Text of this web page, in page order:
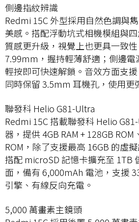
側邊指紋辨識
Redmi 15C 外型採用自然色調與
美感。搭配浮動坑式相機模組與
質感更升級，視覺上也更具一致
7.99mm，握持輕薄舒適；側邊電
輕按即可快速解鎖。音效方面支援
同時保留 3.5mm 耳機孔，使用更
聯發科 Helio G81-Ultra
Redmi 15C 搭載聯發科 Helio
器，提供 4GB RAM + 128GB ROM
ROM，除了支援最高 16GB 的虛
搭配 microSD 記憶卡擴充至 1TB
面，備有 6,000mAh 電池，支援
引擎、有線反向充電。
5,000 萬畫素主鏡頭